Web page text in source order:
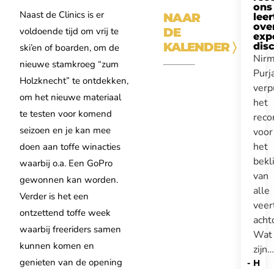
Naast de Clinics is er
voldoende tijd om vrij te
ski’en of boarden, om de
nieuwe stamkroeg “zum
Holzknecht” te ontdekken,
om het nieuwe materiaal
te testen voor komend
seizoen en je kan mee
doen aan toffe winacties
waarbij o.a. Een GoPro
gewonnen kan worden.
Verder is het een
ontzettend toffe week
waarbij freeriders samen
kunnen komen en
genieten van de opening
NAAR
DE
KALENDER〉
ons
het
voor
het
van
alle
Wat
zijn…
H
-